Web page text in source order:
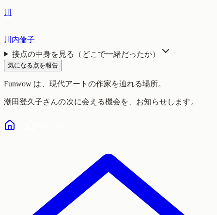
川
川内倫子
接点の中身を見る（どこで一緒だったか）
気になる点を報告
Funwow は、現代アートの作家を辿れる場所。
潮田登久子さんの次に会える機会を、お知らせします。